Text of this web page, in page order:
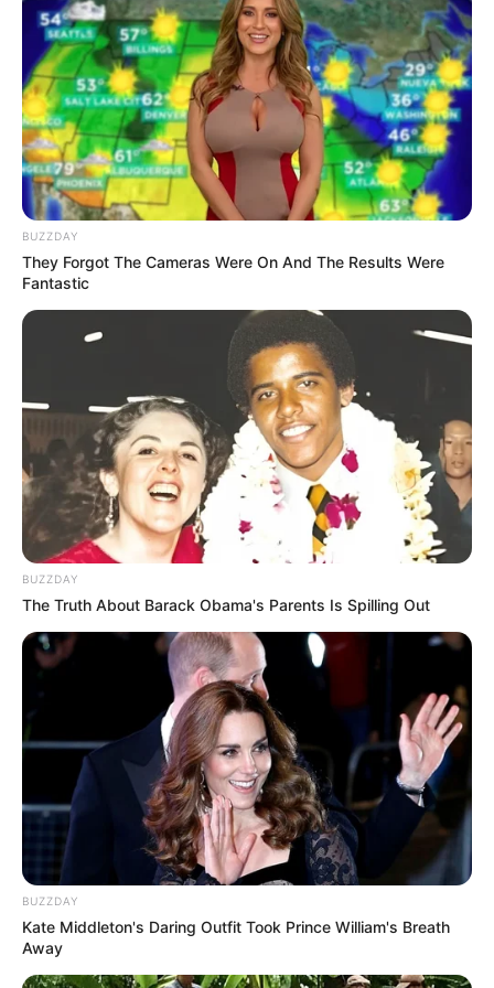
TAGS ALIFHIA FITRI SELEBRITI INDONESIA TIKTOKER
BUZZDAY
They Forgot The Cameras Were On And The Results Were
Fantastic
BUZZDAY
The Truth About Barack Obama's Parents Is Spilling Out
BUZZDAY
Kate Middleton's Daring Outfit Took Prince William's Breath
Away